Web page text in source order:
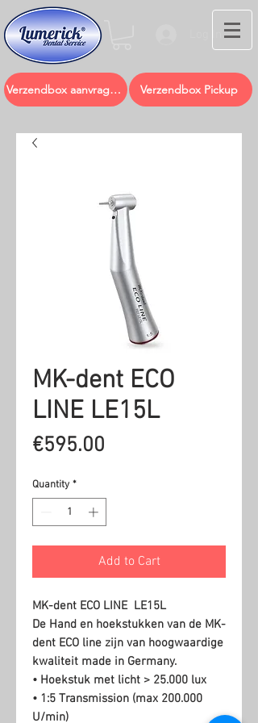
Verzendbox aanvragen Verzendbox Pickup
MK-dent ECO
LINE LE15L
€595.00
Quantity *
Add to Cart
MK-dent ECO LINE LE15L
De Hand en hoekstukken van de MK-
dent ECO line zijn van hoogwaardige
kwaliteit made in Germany.
• Hoekstuk met licht > 25.000 lux
• 1:5 Transmission (max 200.000
U/min)